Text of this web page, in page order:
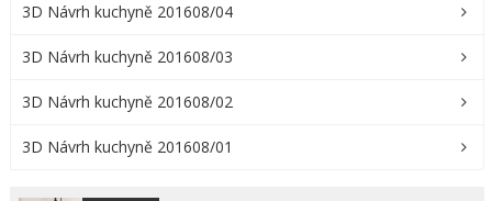
3D Návrh kuchyně 201608/04
3D Návrh kuchyně 201608/03
3D Návrh kuchyně 201608/02
3D Návrh kuchyně 201608/01